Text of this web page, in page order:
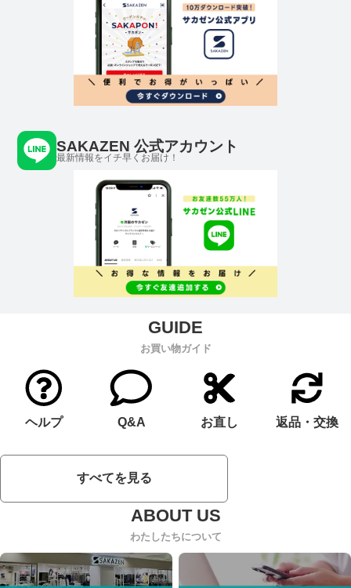
SAKAZEN 公式アカウント
最新情報をイチ早くお届け！
お買い物ガイド
ヘルプ Q&A お直し 返品・交換
すべてを見る
わたしたちについて